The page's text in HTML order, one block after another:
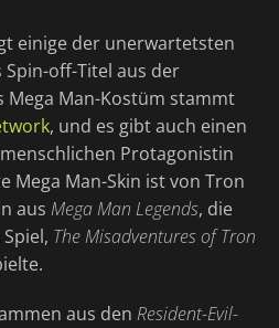
einige der unerwartetsten
Spin-off-Titel aus der
Mega Man-Kostüm stammt
, und es gibt auch einen
Protagonistin
Mega Man-Skin ist von Tron
aus Mega Man Legends, die
The Misadventures of Tron
aus den Resident-Evil-